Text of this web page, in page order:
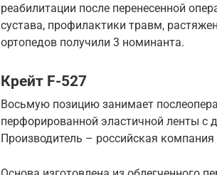
реабилитации после перенесенной
сустава, профилактики травм,
ортопедов получили 3 номинанта.
Крейт F-527
Восьмую позицию занимает
перфорированной эластичной ленты
Производитель – российская компания